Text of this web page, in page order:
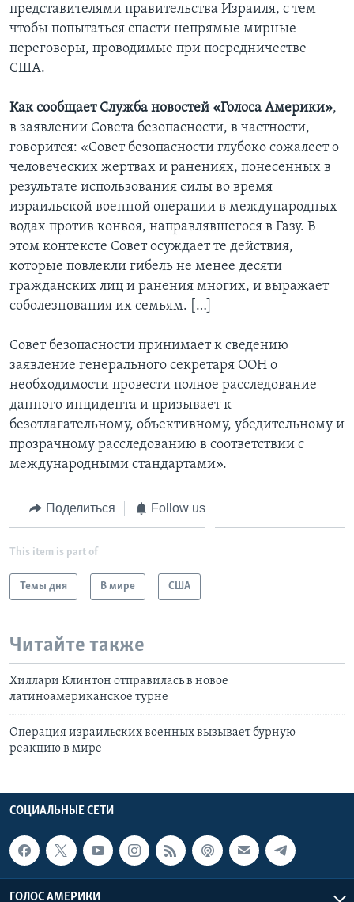
представителями правительства Израиля, с тем
чтобы попытаться спасти непрямые мирные
переговоры, проводимые при посредничестве
США.
Как сообщает Служба новостей «Голоса Америки»,
в заявлении Совета безопасности, в частности,
говорится: «Совет безопасности глубоко сожалеет о
человеческих жертвах и ранениях, понесенных в
результате использования силы во время
израильской военной операции в международных
водах против конвоя, направлявшегося в Газу. В
этом контексте Совет осуждает те действия,
которые повлекли гибель не менее десяти
гражданских лиц и ранения многих, и выражает
соболезнования их семьям. […]
Совет безопасности принимает к сведению
заявление генерального секретаря ООН о
необходимости провести полное расследование
данного инцидента и призывает к
безотлагательному, объективному, убедительному и
прозрачному расследованию в соответствии с
международными стандартами».
Поделиться Follow us
This item is part of
Темы дня В мире США
Читайте также
Хиллари Клинтон отправилась в новое
латиноамериканское турне
Операция израильских военных вызывает бурную
реакцию в мире
СОЦИАЛЬНЫЕ СЕТИ
ГОЛОС АМЕРИКИ